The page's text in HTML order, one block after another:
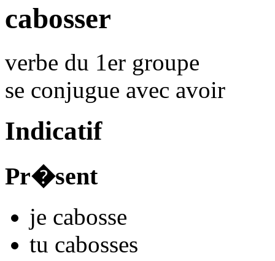
cabosser
verbe du 1er groupe
se conjugue avec avoir
Indicatif
Pr�sent
je cabosse
tu cabosses